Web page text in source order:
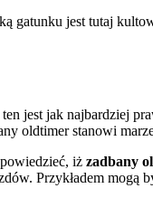
gatunku jest tutaj
jest jak najbardziej
oldtimer stanowi
iż zadbany
Przykładem mogą